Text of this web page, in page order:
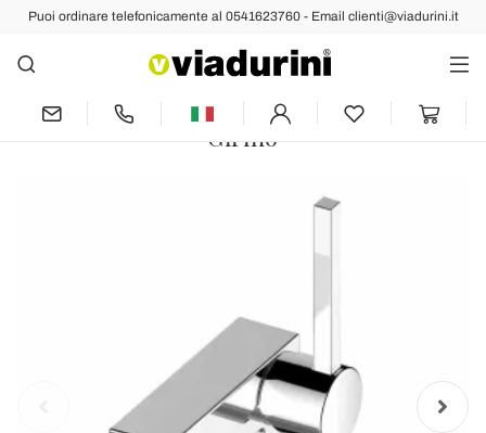
Puoi ordinare telefonicamente al 0541623760 - Email clienti@viadurini.it
Indietro Prec Succ
Miscelatore Monocomando per Bidet in
Ottone Cromato Design di Lusso -
Girino